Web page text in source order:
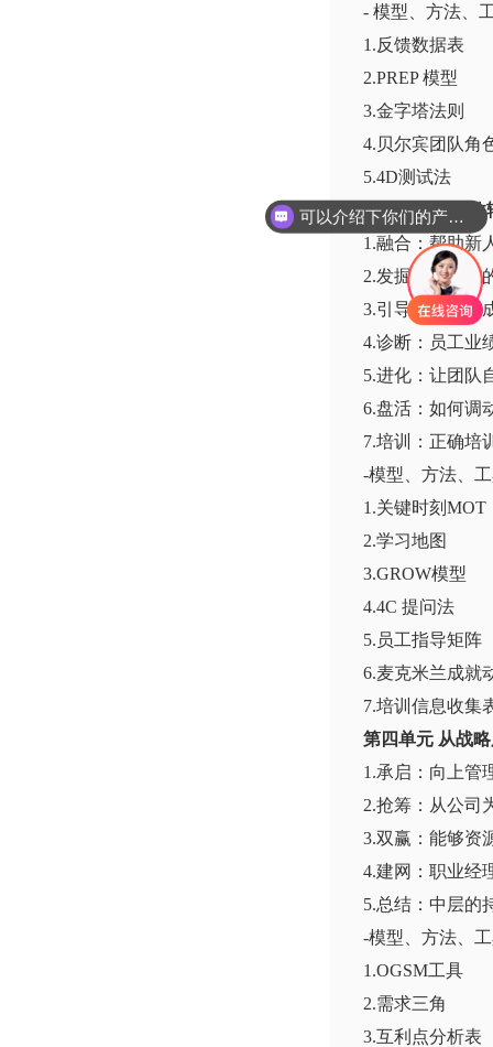
- 模型、方法、
1.反馈数据表
2.PREP 模型
3.金字塔法则
4.贝尔宾团队角
5.4D测试法
第三单元：有效
1.融合：帮助新
2.发掘：用教练
3.引导：下属的
4.诊断：员工业
5.进化：让团队
6.盘活：如何调
7.培训：正确培
-模型、方法、
1.关键时刻MOT
2.学习地图
3.GROW模型
4.4C 提问法
5.员工指导矩阵
6.麦克米兰成就
7.培训信息收集
第四单元 从战
1.承启：向上管
2.抢筹：从公司
3.双赢：能够资
4.建网：职业经
5.总结：中层的
-模型、方法、
1.OGSM工具
2.需求三角
3.互利点分析表
可以介绍下你们的产品么